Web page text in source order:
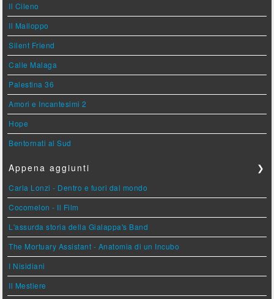
Il Cileno
Il Malloppo
Silent Friend
Calle Malaga
Palestina 36
Amori e Incantesimi 2
Hope
Bentornati al Sud
Appena aggiunti ❯
Carla Lonzi - Dentro e fuori dal mondo
Cocomelon - Il Film
L'assurda storia della Gialappa's Band
The Mortuary Assistant - Anatomia di un Incubo
I Nisidiani
Il Mestiere